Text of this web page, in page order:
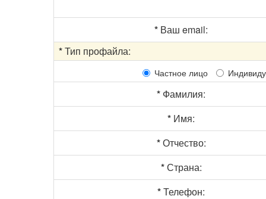
* Ваш email:
*Тип профайла:
Частное лицо
* Фамилия:
* Имя:
*Отчество:
*Страна:
*Телефон: